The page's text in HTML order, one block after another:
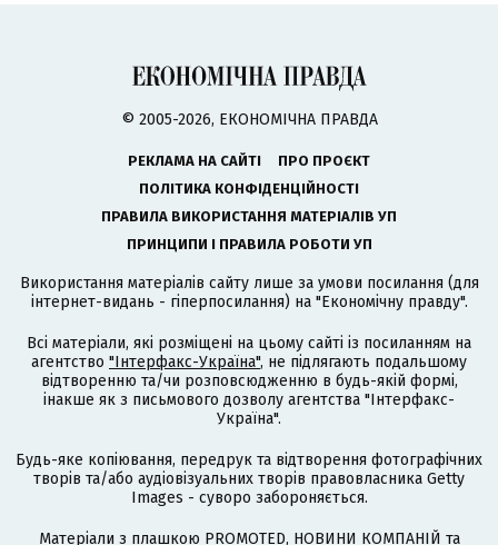
© 2005-2026, ЕКОНОМІЧНА ПРАВДА
РЕКЛАМА НА САЙТІ
ПРО ПРОЄКТ
ПОЛІТИКА КОНФІДЕНЦІЙНОСТІ
ПРАВИЛА ВИКОРИСТАННЯ МАТЕРІАЛІВ УП
ПРИНЦИПИ І ПРАВИЛА РОБОТИ УП
Використання матеріалів сайту лише за умови посилання (для
інтернет-видань - гіперпосилання) на "Економічну правду".
Всі матеріали, які розміщені на цьому сайті із посиланням на
агентство "Інтерфакс-Україна", не підлягають подальшому
відтворенню та/чи розповсюдженню в будь-якій формі,
інакше як з письмового дозволу агентства "Інтерфакс-
Україна".
Будь-яке копіювання, передрук та відтворення фотографічних
творів та/або аудіовізуальних творів правовласника Getty
Images - суворо забороняється.
Матеріали з плашкою PROMOTED, НОВИНИ КОМПАНІЙ та